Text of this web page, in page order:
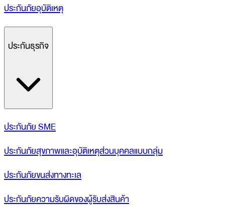
ประกันภัยอุบัติเหตุ
ประกันธุรกิจ
ประกันภัย SME
ประกันภัยสุขภาพและอุบัติเหตุส่วนบุคคลแบบกลุ่ม
ประกันภัยขนส่งทางทะเล
ประกันภัยความรับผิดของผู้รับส่งสินค้า